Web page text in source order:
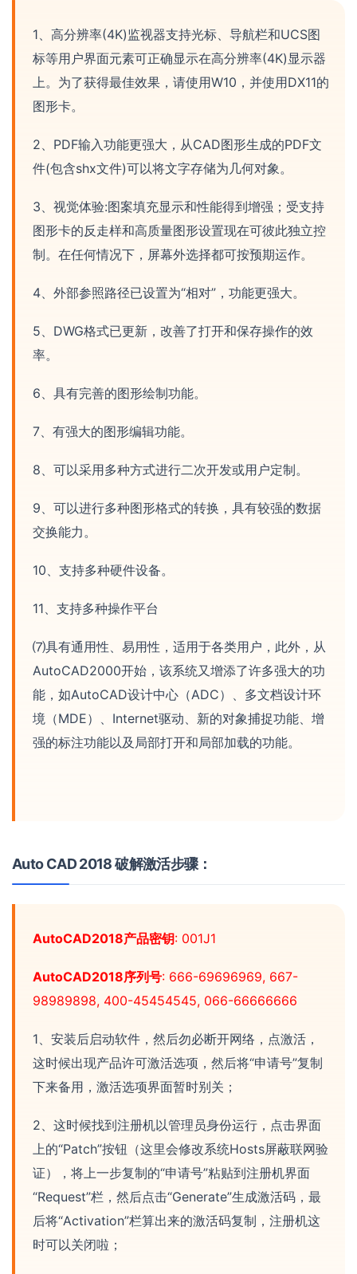
1、高分辨率(4K)监视器支持光标、导航栏和UCS图
标等用户界面元素可正确显示在高分辨率(4K)显示器
上。为了获得最佳效果，请使用W10，并使用DX11的
图形卡。
2、PDF输入功能更强大，从CAD图形生成的PDF文
件(包含shx文件)可以将文字存储为几何对象。
3、视觉体验:图案填充显示和性能得到增强；受支持
图形卡的反走样和高质量图形设置现在可彼此独立控
制。在任何情况下，屏幕外选择都可按预期运作。
4、外部参照路径已设置为“相对”，功能更强大。
5、DWG格式已更新，改善了打开和保存操作的效
率。
6、具有完善的图形绘制功能。
7、有强大的图形编辑功能。
8、可以采用多种方式进行二次开发或用户定制。
9、可以进行多种图形格式的转换，具有较强的数据
交换能力。
10、支持多种硬件设备。
11、支持多种操作平台
⑺具有通用性、易用性，适用于各类用户，此外，从
AutoCAD2000开始，该系统又增添了许多强大的功
能，如AutoCAD设计中心（ADC）、多文档设计环
境（MDE）、Internet驱动、新的对象捕捉功能、增
强的标注功能以及局部打开和局部加载的功能。
Auto CAD 2018 破解激活步骤：
AutoCAD2018产品密钥: 001J1
AutoCAD2018序列号: 666-69696969, 667-
98989898, 400-45454545, 066-66666666
1、安装后启动软件，然后勿必断开网络，点激活，
这时候出现产品许可激活选项，然后将“申请号”复制
下来备用，激活选项界面暂时别关；
2、这时候找到注册机以管理员身份运行，点击界面
上的“Patch”按钮（这里会修改系统Hosts屏蔽联网验
证），将上一步复制的“申请号”粘贴到注册机界面
“Request”栏，然后点击“Generate”生成激活码，最
后将“Activation”栏算出来的激活码复制，注册机这
时可以关闭啦；